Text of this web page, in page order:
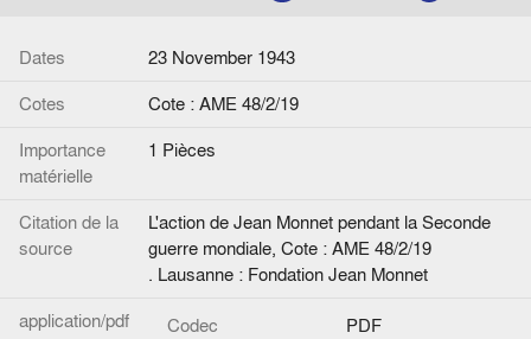
Dates
23 November 1943
Cotes
Cote : AME 48/2/19
Importance
matérielle
1 Pièces
Citation de la
source
L'action de Jean Monnet pendant la Seconde
guerre mondiale, Cote : AME 48/2/19
. Lausanne : Fondation Jean Monnet
application/pdf
Codec
PDF